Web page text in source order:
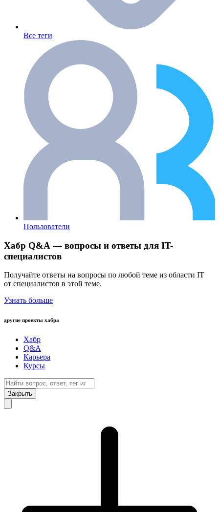
Все теги
Пользователи
Хабр Q&A — вопросы и ответы для IT-
специалистов
Получайте ответы на вопросы по любой теме из области IT
от специалистов в этой теме.
Узнать больше
другие проекты хабра
Хабр
Q&A
Карьера
Курсы
Закрыть